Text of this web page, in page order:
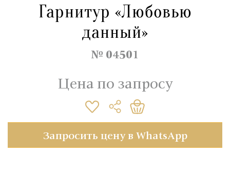
Гарнитур «Любовью
данный»
№ 04501
Цена по запросу
Запросить цену в WhatsApp